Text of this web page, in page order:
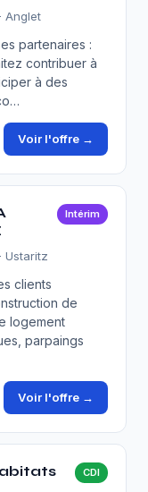
Anglet
partenaires :
contribuer à
à des
Voir l'offre →
Intérim
Ustaritz
clients
de
logement
parpaings
Voir l'offre →
CDI